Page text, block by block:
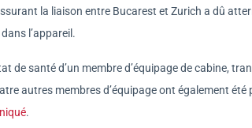
la liaison entre Bucarest et Zurich a dû
l’appareil.
de santé d’un membre d’équipage de cabine,
autres membres d’équipage ont également été
.